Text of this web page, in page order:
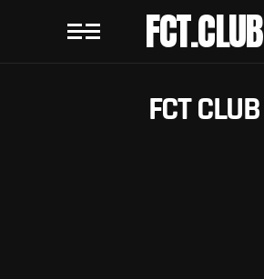
FCT.CLUB
FCT CLUB